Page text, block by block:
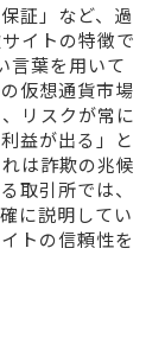
証」など、過
イトの特徴で
言葉を用いて
仮想通貨市場
リスクが常に
益が出る」と
は詐欺の兆候
取引所では、
に説明してい
トの信頼性を